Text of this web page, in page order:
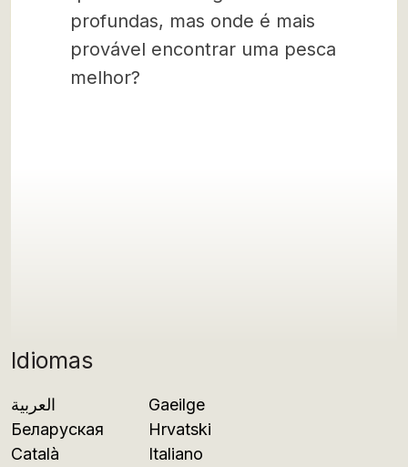
Idiomas
العربية
Беларуская
Català
Gaeilge
Hrvatski
Italiano
profundas, mas onde é mais
provável encontrar uma pesca
melhor?